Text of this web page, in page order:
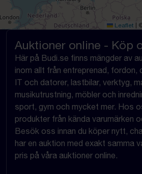
Leaflet |
Auktioner online - Köp
Här på Budi.se finns mängder av
inom allt från entreprenad, fordon,
IT och datorer, lastbilar, verktyg,
musikutrustning, möbler och
sport, gym och mycket mer. Hos
produkter från kända varumärken
Besök oss innan du köper nytt,
har en auktion med exakt samma
pris på våra auktioner online.